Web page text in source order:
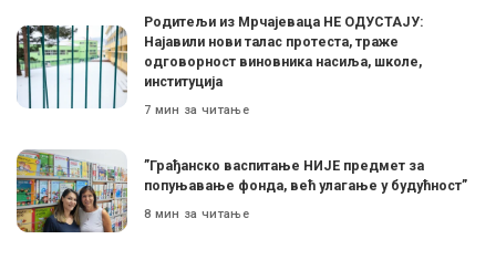
Родитељи из Мрчајеваца НЕ ОДУСТАЈУ:
Најавили нови талас протеста, траже
одговорност виновника насиља, школе,
институција
7 мин за читање
”Грађанско васпитање НИЈЕ предмет за
попуњавање фонда, већ улагање у будућност”
8 мин за читање